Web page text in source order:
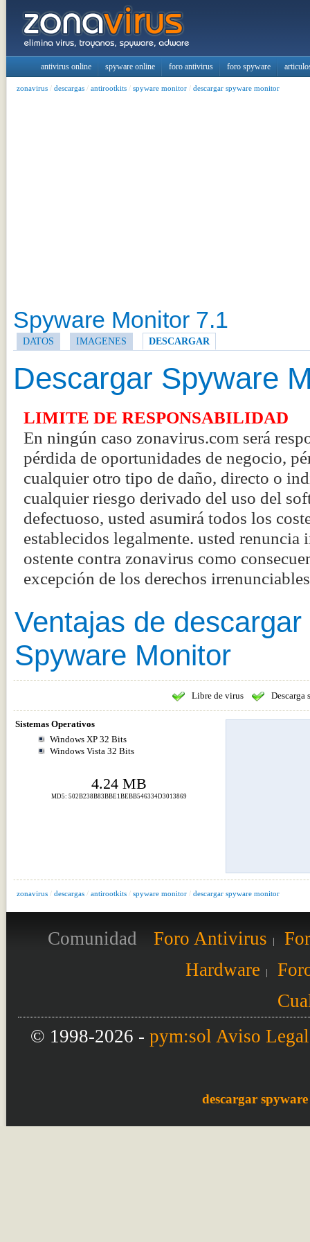
antivirus online spyware online foro antivirus foro spyware
zonavirus / descargas / antirootkits / spyware monitor / descargar spyware monitor
Spyware Monitor 7.1
DATOS IMAGENES DESCARGAR
Descargar Spyware
LIMITE DE RESPONSABILIDAD
En ningún caso zonavirus.com será
pérdida de oportunidades de negocio,
cualquier otro tipo de daño, directo o
cualquier riesgo derivado del uso del
defectuoso, usted asumirá todos los
establecidos legalmente. usted
ostente contra zonavirus como
excepción de los derechos
Ventajas de
Spyware Monitor
Libre de virus Descarga
Sistemas Operativos
Windows XP 32 Bits
Windows Vista 32 Bits
4.24 MB
MD5: 502B238B83BBE1BEBB546334D3013869
zonavirus / descargas / antirootkits / spyware monitor / descargar spyware monitor
Comunidad Foro Antivirus
Hardware
© 1998-2026 - pym:sol Aviso Legal
descargar